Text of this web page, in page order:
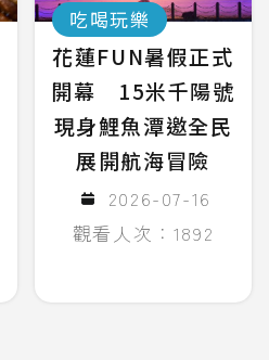
吃喝玩樂
花蓮FUN暑假正式
開幕 15米千陽號
現身鯉魚潭邀全民
展開航海冒險
2026-07-16
觀看人次：1892